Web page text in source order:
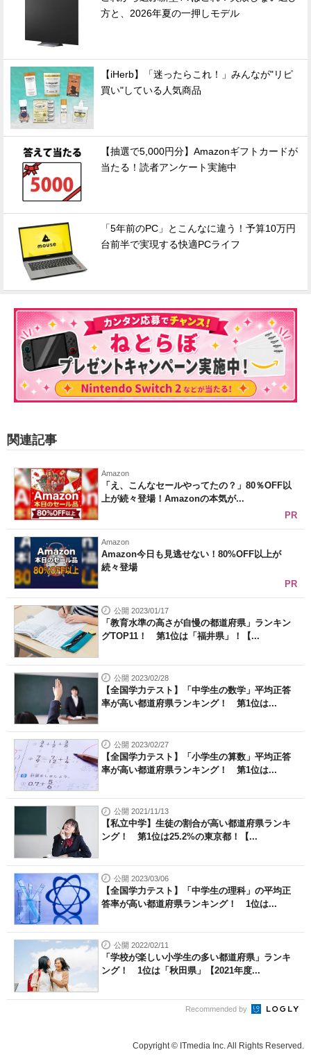
方と、2026年夏の一押しモデル
【iHerb】「迷ったらこれ！」みんなが"リピ
買い"している人気商品
【抽選で5,000円分】Amazonギフトカードが
当たる！読者アンケート実施中
「5年前のPC」とこんなに違う！予算10万円
台前半で実現する快適PCライフ
関連記事
Amazon
「え、こんなセールやってたの？」80％OFF以
上が続々登場！Amazonの本気が...
PR
Amazon
Amazon今日も見逃せない！80%OFF以上が
続々登場
PR
公開 2023/01/17
「教育水準の高さが自慢の都道府県」ランキン
グTOP11！ 第1位は「福井県」！【...
公開 2023/02/28
【全国学力テスト】「中学生の数学」平均正答
率が高い都道府県ランキング！ 第1位は...
公開 2023/02/27
【全国学力テスト】「小学生の算数」平均正答
率が高い都道府県ランキング！ 第1位は...
公開 2021/11/13
【私立中学】生徒の割合が高い都道府県ランキ
ング！ 第1位は25.2%の東京都！【...
公開 2023/03/06
【全国学力テスト】「中学生の理科」の平均正
答率が高い都道府県ランキング！ 1位は...
公開 2022/02/11
「学校が楽しい小学生の多い都道府県」ランキ
ング！ 1位は「秋田県」【2021年度...
Recommended by
Copyright © ITmedia Inc. All Rights Reserved.